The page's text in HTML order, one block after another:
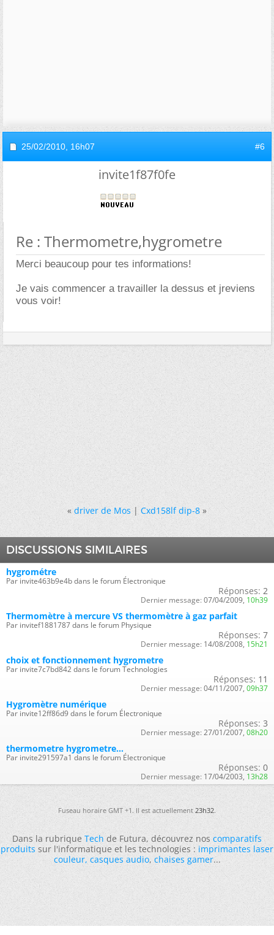
25/02/2010, 16h07 #6
invite1f87f0fe
Re : Thermometre,hygrometre
Merci beaucoup pour tes informations!
Je vais commencer a travailler la dessus et jreviens
vous voir!
« driver de Mos|Cxd158lf dip-8 »
DISCUSSIONS SIMILAIRES
hygrométre
Par invite463b9e4b dans le forum Électronique
Réponses: 2
Dernier message: 07/04/2009, 10h39
Thermomètre à mercure VS thermomètre à gaz parfait
Par invitef1881787 dans le forum Physique
Réponses: 7
Dernier message: 14/08/2008, 15h21
choix et fonctionnement hygrometre
Par invite7c7bd842 dans le forum Technologies
Réponses: 11
Dernier message: 04/11/2007, 09h37
Hygromètre numérique
Par invite12ff86d9 dans le forum Électronique
Réponses: 3
Dernier message: 27/01/2007, 08h20
thermometre hygrometre...
Par invite291597a1 dans le forum Électronique
Réponses: 0
Dernier message: 17/04/2003, 13h28
Fuseau horaire GMT +1. Il est actuellement23h32.
Dans la rubriqueTechde Futura, découvrez noscomparatifs
produitssur l'informatique et les technologies :imprimantes laser
couleur,casques audio,chaises gamer...